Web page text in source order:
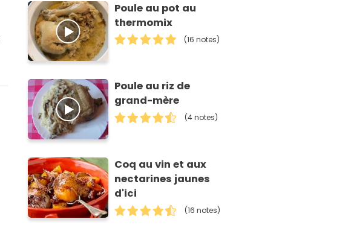
Poule au pot au
thermomix
(16 notes)
Poule au riz de
grand-mère
(4 notes)
Coq au vin et aux
nectarines jaunes
d'ici
(16 notes)